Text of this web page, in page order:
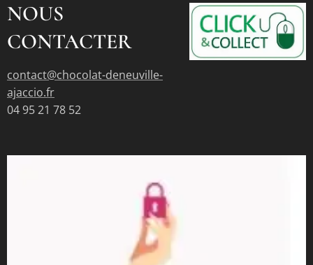
NOUS
CONTACTER
contact@chocolat-deneuville-
ajaccio.fr
04 95 21 78 52